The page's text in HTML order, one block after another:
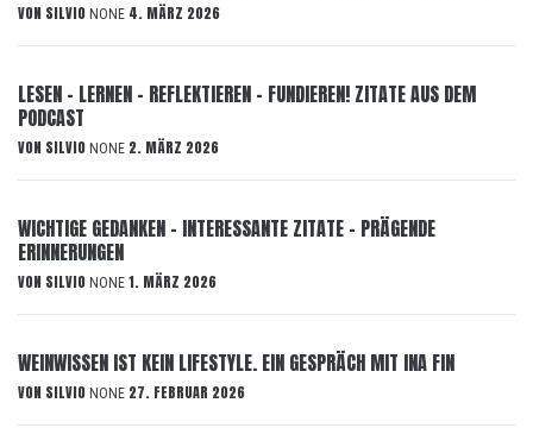
VON SILVIO NONE 4. MÄRZ 2026
LESEN – LERNEN – REFLEKTIEREN – FUNDIEREN! ZITATE AUS DEM
PODCAST
VON SILVIO NONE 2. MÄRZ 2026
WICHTIGE GEDANKEN – INTERESSANTE ZITATE – PRÄGENDE
ERINNERUNGEN
VON SILVIO NONE 1. MÄRZ 2026
WEINWISSEN IST KEIN LIFESTYLE. EIN GESPRÄCH MIT INA FIN
VON SILVIO NONE 27. FEBRUAR 2026